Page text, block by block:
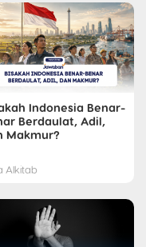
Indonesia Benar-
Berdaulat, Adil,
Makmur?
Alkitab